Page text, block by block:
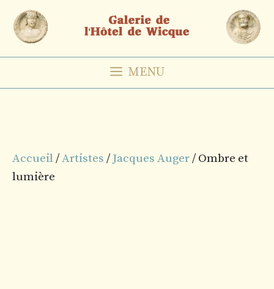
Aller
contenu
MENU
Accueil/Artistes / Jacques Auger/ Ombre et
lumière